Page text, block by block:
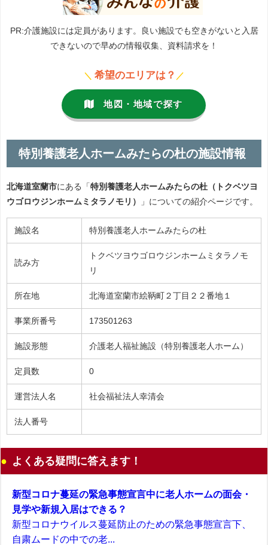
PR:介護施設には定員があります。良い施設でも空きがないと入居
できないので早めの情報収集、資料請求を！
＼ 希望のエリアは？ ／
地図・地域で探す
特別養護老人ホームみたらの杜の施設情報
北海道室蘭市にある「 特別養護老人ホームみたらの杜（トクベツヨ
ウゴロウジンホームミタラノモリ）
」についての紹介ページです。
施設名 特別養護老人ホームみたらの杜
読み方
トクベツヨウゴロウジンホームミタラノモ
リ
所在地 北海道室蘭市絵鞆町２丁目２２番地１
事業所番号 173501263
施設形態 介護老人福祉施設（特別養護老人ホーム）
定員数 0
運営法人名 社会福祉法人幸清会
法人番号
よくある疑問に答えます！
新型コロナ蔓延の緊急事態宣言中に老人ホームの面会・
見学や新規入居はできる？
新型コロナウイルス蔓延防止のための緊急事態宣言下、
自粛ムードの中での老...